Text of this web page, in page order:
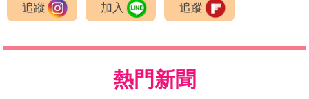
追蹤 加入 追蹤
熱門新聞